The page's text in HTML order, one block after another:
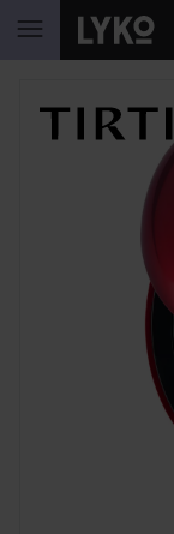
HOPPA TILL
HOPPA